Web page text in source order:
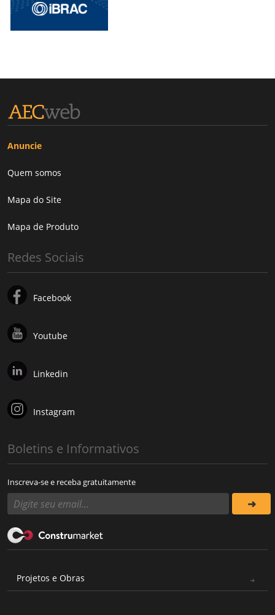
Anuncie
Quem somos
Mapa do Site
Mapa de Produto
Redes Sociais
Facebook
Youtube
Linkedin
Instagram
Boletins e Informativos
Inscreva-se e receba gratuitamente
Projetos e Obras